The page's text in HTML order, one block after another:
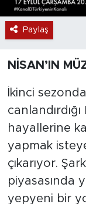
Paylaş
NİSAN’IN
İkinci
hayallerine
yapmak
çıkarıyor.
piyasasında
yepyeni bir